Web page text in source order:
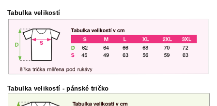
Tabulka velikostí
Tabulka velikostí - pánské tričko